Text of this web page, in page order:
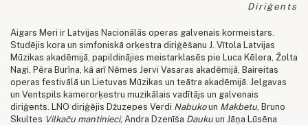
Diriģents
Aigars Meri ir Latvijas Nacionālās operas galvenais kormeistars.
Studējis kora un simfoniskā orķestra diriģēšanu J. Vītola Latvijas
Mūzikas akadēmijā, papildinājies meistarklasēs pie Luca Kēlera, Žolta
Nagi, Pēra Burīna, kā arī Nēmes Jervi Vasaras akadēmijā, Baireitas
operas festivālā un Lietuvas Mūzikas un teātra akadēmijā. Jelgavas
un Ventspils kamerorķestru muzikālais vadītājs un galvenais
diriģents. LNO diriģējis Džuzepes Verdi Nabukoun Makbetu, Bruno
Skultes Vilkaču mantinieci, Andra Dzenīša Daukuun Jāņa Lūsēna